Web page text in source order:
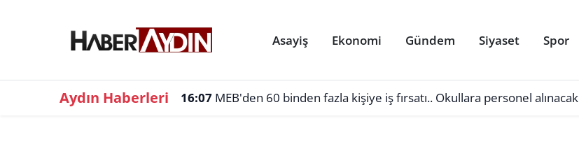
Asayiş Ekonomi Gündem Siyaset Spor
Aydın Haberleri 16:07 MEB'den 60 binden fazla kişiye iş fırsatı.. Okullara personel alınacak